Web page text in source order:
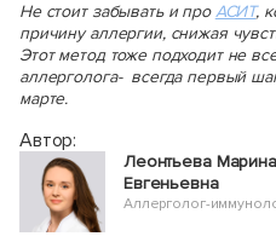
Не стоит забывать и проАСИТ,
причину аллергии, снижая
Этот метод тоже подходит не
аллерголога- всегда первый
марте.
Автор:
Леонтьева Марина
Евгеньевна
Аллерголог-